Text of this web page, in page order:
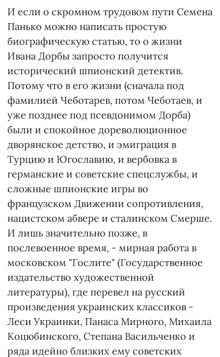
И если о скромном трудовом пути Семена
Панько можно написать простую
биографическую статью, то о жизни
Ивана Дорбы запросто получится
исторический шпионский детектив.
Потому что в его жизни (сначала под
фамилией Чеботарев, потом Чеботаев, и
уже позднее под псевдонимом Дорба)
были и спокойное дореволюционное
дворянское детство, и эмиграция в
Турцию и Югославию, и вербовка в
германские и советские спецслужбы, и
сложные шпионские игры во
французском Движении сопротивления,
нацистском абвере и сталинском Смерше.
И лишь значительно позже, в
послевоенное время, - мирная работа в
московском "Гослите" (Государственное
издательство художественной
литературы), где перевел на русский
произведения украинских классиков -
Леси Украинки, Панаса Мирного, Михаила
Коцюбинского, Степана Васильченко и
ряда идейно близких ему советских